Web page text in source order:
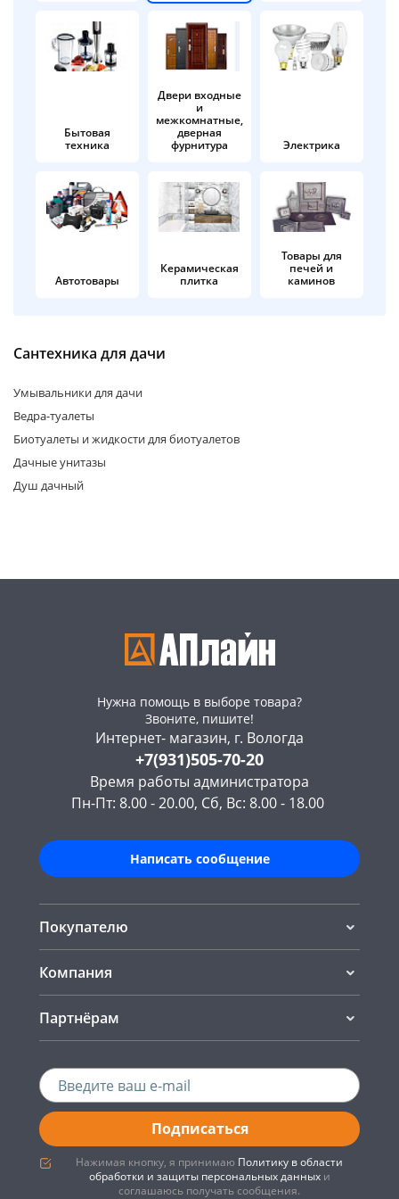
Бытовая
техника
Двери входные
и
межкомнатные,
дверная
фурнитура
Электрика
Автотовары
Керамическая
плитка
Товары для
печей и
каминов
Сантехника для дачи
Умывальники для дачи
Ведра-туалеты
Биотуалеты и жидкости для биотуалетов
Дачные унитазы
Душ дачный
Нужна помощь в выборе товара?
Звоните, пишите!
Интернет- магазин, г. Вологда
+7(931)505-70-20
Время работы администратора
Пн-Пт: 8.00 - 20.00, Сб, Вс: 8.00 - 18.00
Написать сообщение
Покупателю
Компания
Партнёрам
Подписаться
Нажимая кнопку, я принимаю Политику в области
обработки и защиты персональных данныхи
соглашаюсь получать сообщения.
об оплате Плайтом
раз в 2
недели
Остались вопросы?
8 800 302-02-51
plait.ru